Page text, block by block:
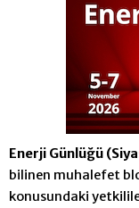
Enerji Günlüğü
bilinen muhalefet
konusundaki